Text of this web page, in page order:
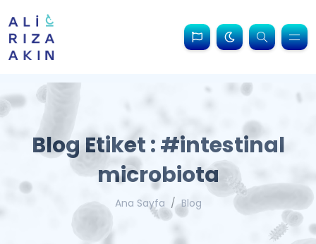
Blog Etiket : #intestinal
microbiota
Ana Sayfa Blog